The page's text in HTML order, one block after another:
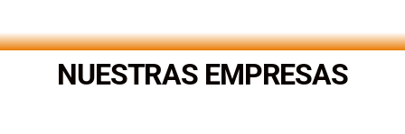
NUESTRAS EMPRESAS